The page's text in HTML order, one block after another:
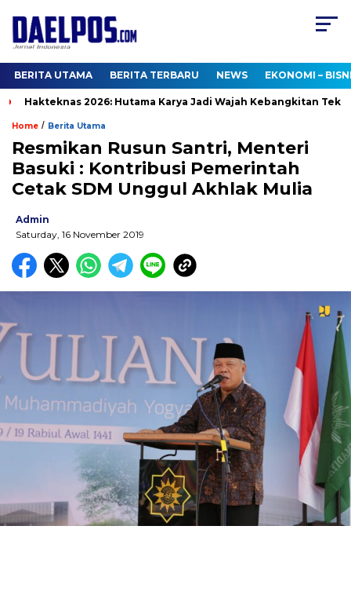
BERITA UTAMA BERITA TERBARU NEWS EKONOMI –
Hakteknas 2026: Hutama Karya Jadi Wajah Kebangkitan
Home / Berita Utama
Resmikan Rusun Santri, Menteri
Basuki : Kontribusi Pemerintah
Cetak SDM Unggul Akhlak Mulia
Admin
Saturday, 16 November 2019